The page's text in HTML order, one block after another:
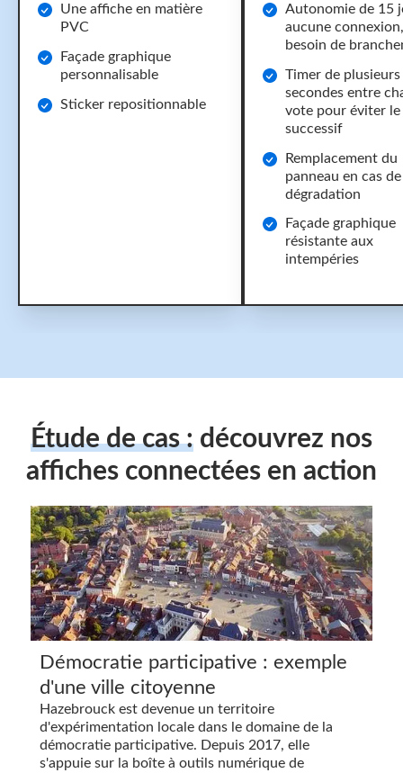
Une affiche en matière
PVC
Façade graphique
personnalisable
Sticker repositionnable
Autonomie de 15
aucune
besoin de
Timer de plusieurs
secondes entre
vote pour éviter
successif
Remplacement du
panneau en cas de
dégradation
Façade graphique
résistante aux
intempéries
Étude de cas : découvrez nos
affiches connectées en action
Démocratie participative : exemple
d'une ville citoyenne
Hazebrouck est devenue un territoire
d'expérimentation locale dans le domaine de la
démocratie participative. Depuis 2017, elle
s'appuie sur la boîte à outils numérique de